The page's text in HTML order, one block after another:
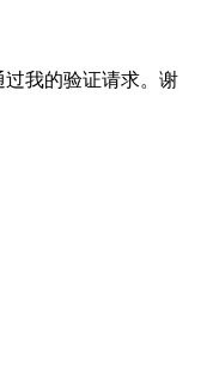
我的验证请求。谢